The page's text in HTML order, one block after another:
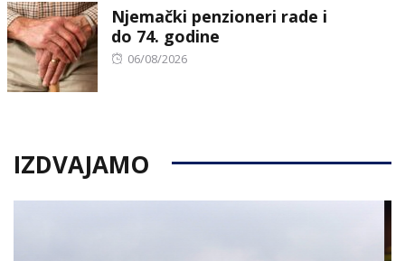
Njemački penzioneri rade i
do 74. godine
Posted
06/08/2026
IZDVAJAMO